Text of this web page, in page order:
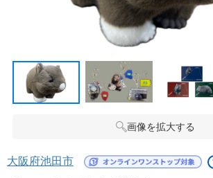
画像を拡大する
大阪府池田市